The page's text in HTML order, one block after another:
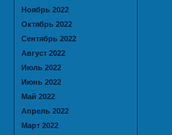
Ноябрь 2022
Октябрь 2022
Сентябрь 2022
Август 2022
Июль 2022
Июнь 2022
Май 2022
Апрель 2022
Март 2022